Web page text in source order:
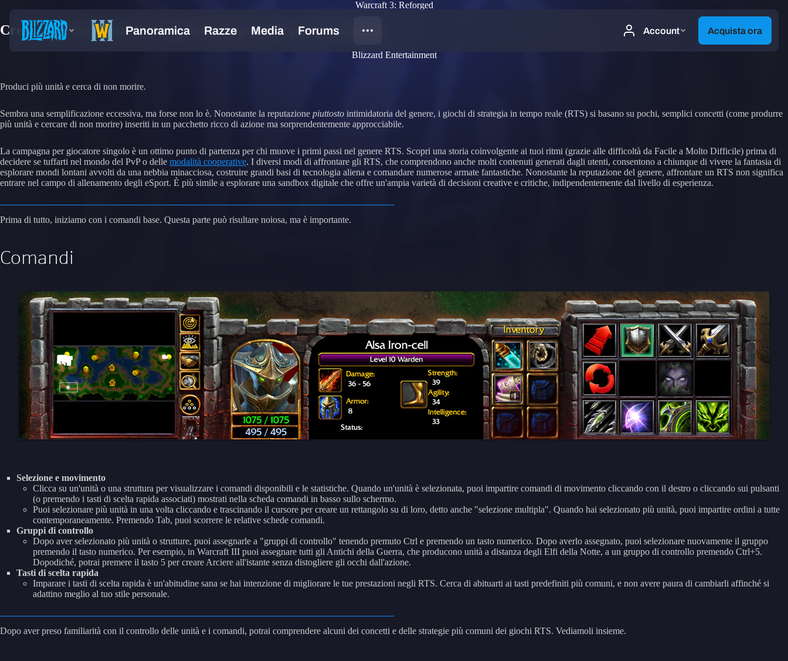
Warcraft 3: Reforged
Creare il divertimento: strategia in tempo reale per principianti
Blizzard Entertainment
Produci più unità e cerca di non morire.
Sembra una semplificazione eccessiva, ma forse non lo è. Nonostante la reputazione piuttosto intimidatoria del genere, i giochi di strategia in tempo reale (RTS) si basano su pochi, semplici concetti (come produrre
più unità e cercare di non morire) inseriti in un pacchetto ricco di azione ma sorprendentemente approcciabile.
La campagna per giocatore singolo è un ottimo punto di partenza per chi muove i primi passi nel genere RTS. Scopri una storia coinvolgente ai tuoi ritmi (grazie alle difficoltà da Facile a Molto Difficile) prima di
decidere se tuffarti nel mondo del PvP o delle modalità cooperative. I diversi modi di affrontare gli RTS, che comprendono anche molti contenuti generati dagli utenti, consentono a chiunque di vivere la fantasia di
esplorare mondi lontani avvolti da una nebbia minacciosa, costruire grandi basi di tecnologia aliena e comandare numerose armate fantastiche. Nonostante la reputazione del genere, affrontare un RTS non significa
entrare nel campo di allenamento degli eSport. È più simile a esplorare una sandbox digitale che offre un'ampia varietà di decisioni creative e critiche, indipendentemente dal livello di esperienza.
Prima di tutto, iniziamo con i comandi base. Questa parte può risultare noiosa, ma è importante.
Comandi
Selezione e movimento
Clicca su un'unità o una struttura per visualizzare i comandi disponibili e le statistiche. Quando un'unità è selezionata, puoi impartire comandi di movimento cliccando con il destro o cliccando sui pulsanti
(o premendo i tasti di scelta rapida associati) mostrati nella scheda comandi in basso sullo schermo.
Puoi selezionare più unità in una volta cliccando e trascinando il cursore per creare un rettangolo su di loro, detto anche "selezione multipla". Quando hai selezionato più unità, puoi impartire ordini a tutte
contemporaneamente. Premendo Tab, puoi scorrere le relative schede comandi.
Gruppi di controllo
Dopo aver selezionato più unità o strutture, puoi assegnarle a "gruppi di controllo" tenendo premuto Ctrl e premendo un tasto numerico. Dopo averlo assegnato, puoi selezionare nuovamente il gruppo
premendo il tasto numerico. Per esempio, in Warcraft III puoi assegnare tutti gli Antichi della Guerra, che producono unità a distanza degli Elfi della Notte, a un gruppo di controllo premendo Ctrl+5.
Dopodiché, potrai premere il tasto 5 per creare Arciere all'istante senza distogliere gli occhi dall'azione.
Tasti di scelta rapida
Imparare i tasti di scelta rapida è un'abitudine sana se hai intenzione di migliorare le tue prestazioni negli RTS. Cerca di abituarti ai tasti predefiniti più comuni, e non avere paura di cambiarli affinché si
adattino meglio al tuo stile personale.
Dopo aver preso familiarità con il controllo delle unità e i comandi, potrai comprendere alcuni dei concetti e delle strategie più comuni dei giochi RTS. Vediamoli insieme.